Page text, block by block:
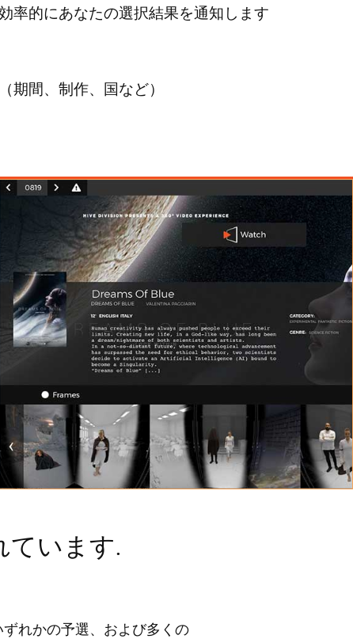
率的にあなたの選択結果を通知します
期間、制作、国など）
います.
れかの予選、および多くの